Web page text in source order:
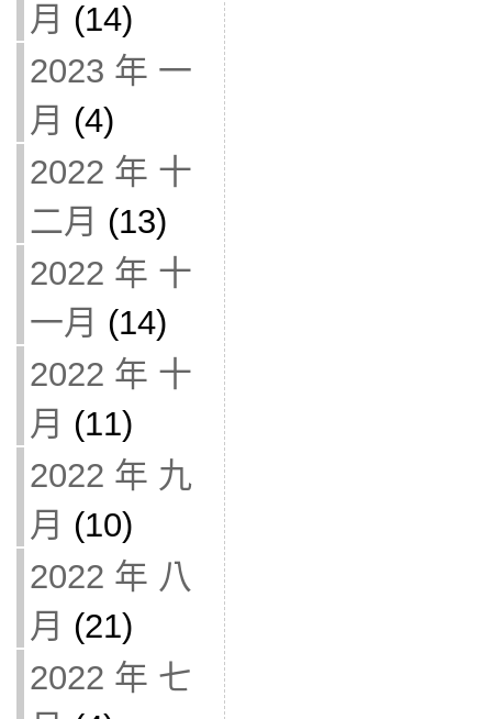
月 (14)
2023 年 一
月 (4)
2022 年 十
二月 (13)
2022 年 十
一月 (14)
2022 年 十
月 (11)
2022 年 九
月 (10)
2022 年 八
月 (21)
2022 年 七